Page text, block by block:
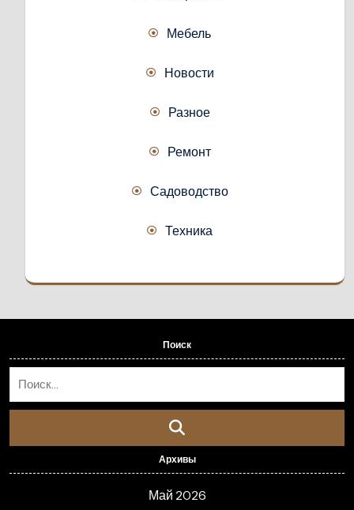
Мебель
Новости
Разное
Ремонт
Садоводство
Техника
Поиск
Архивы
Май 2026